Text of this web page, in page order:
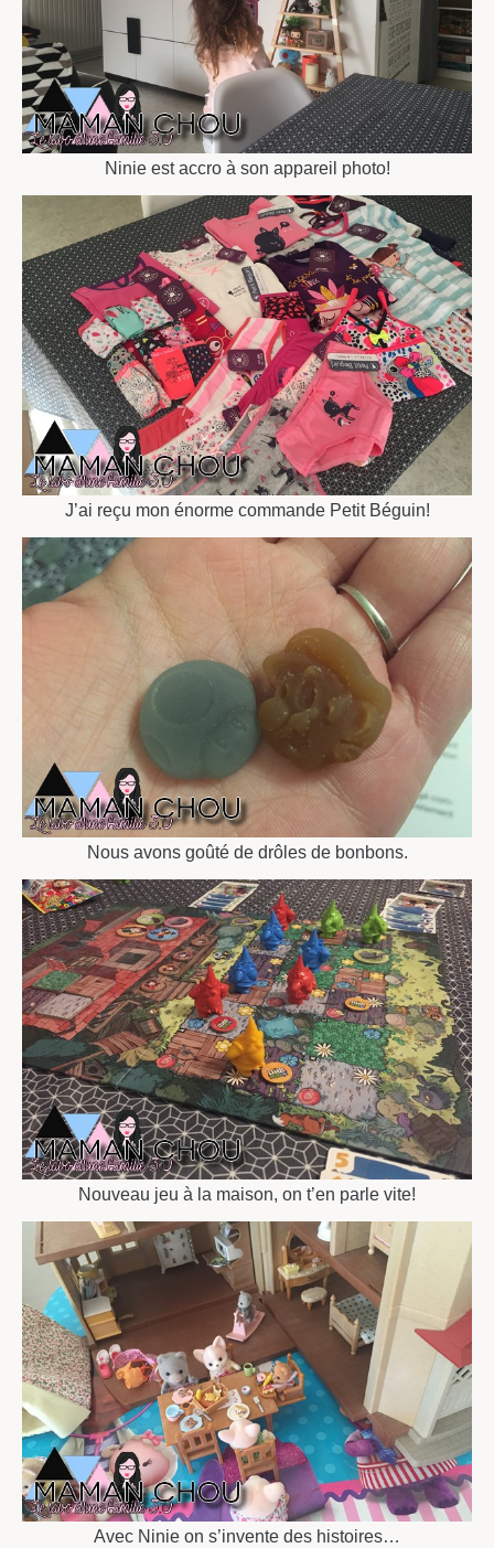
Ninie est accro à son appareil photo!
J’ai reçu mon énorme commande Petit Béguin!
Nous avons goûté de drôles de bonbons.
Nouveau jeu à la maison, on t’en parle vite!
Avec Ninie on s’invente des histoires…